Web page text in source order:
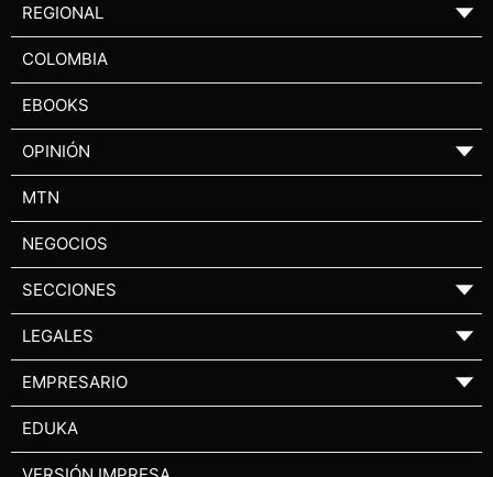
REGIONAL ▼
COLOMBIA
EBOOKS
OPINIÓN ▼
MTN
NEGOCIOS
SECCIONES ▼
LEGALES ▼
EMPRESARIO ▼
EDUKA